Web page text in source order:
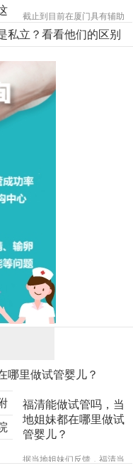
截止到目前在厦门具有辅助
生殖技术资质的试管婴儿医
院一共有4家，分别为厦门的
一医院，这些医院都可以开
展一二代试管婴儿技术，下
面为大家整理厦门试管医院
私立？看看他们的区别
福清能做试管吗，当
地姐妹都在哪里做试
管婴儿？
据当地姐妹们反馈，福清当